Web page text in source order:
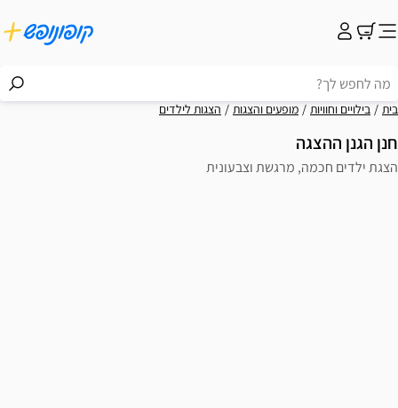
בית בילויים וחוויות מופעים והצגות הצגות לילדים
חנן הגנן ההצגה
הצגת ילדים חכמה, מרגשת וצבעונית